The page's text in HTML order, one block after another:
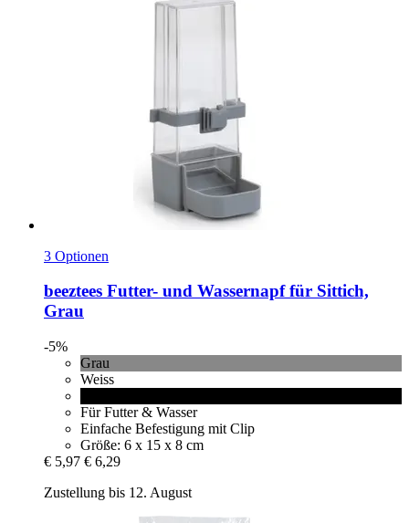
3 Optionen
beeztees Futter-​ und Wassernapf für Sittich,
Grau
-5%
Grau
Weiss
Für Futter & Wasser
Einfache Befestigung mit Clip
Größe: 6 x 15 x 8 cm
€ 5,97 € 6,29
Zustellung bis 12. August